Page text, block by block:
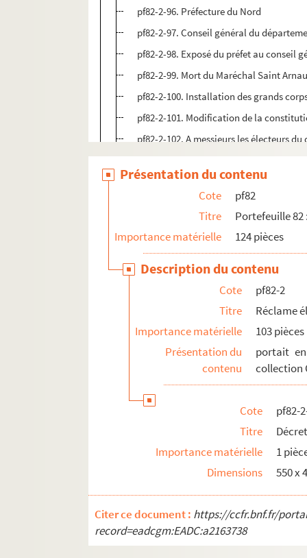
pf82-2-96. Préfecture du Nord
pf82-2-97. Conseil général du
pf82-2-98. Exposé du préfet au conseil
pf82-2-99. Mort du Maréchal Saint
pf82-2-100. Installation des grands
pf82-2-101. Modification de la
pf82-2-102. A messieurs les électeurs
pf82-2-103. Aux électeurs de la 3ème
Présentation du contenu
Cote
pf82
Titre
Portefeuille
Importance matérielle
124 pièces
Description du contenu
Cote
pf82-2
Titre
Réclame
Importance matérielle
103 pièces
Présentation du
contenu
portait
collection
Cote
pf82-
Titre
Importance matérielle
1
Dimensions
550 x
Citer ce document : https://ccfr.bnf.fr/
record=eadcgm:EADC:a2163738